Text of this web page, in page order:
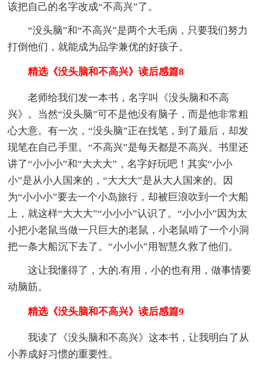
该把自己的名字改成“不高兴”了。
“没头脑”和“不高兴”是两个大毛病，只要我们努力
打倒他们，就能成为品学兼优的好孩子。
精选《没头脑和不高兴》读后感篇8
老师给我们发一本书，名字叫《没头脑和不高
兴》。当然“没头脑”可不是他没有脑子，而是他非常粗
心大意。有一次，“没头脑”正在找笔，到了最后，却发
现笔在自己手里。“不高兴”是每天都是不高兴。书里还
讲了“小小小”和“大大大”，名字好玩吧！其实“小小
小”是从小人国来的，“大大大”是从大人国来的。因
为“小小小”要去一个小岛旅行，却被巨浪吹到一个大船
上，就这样“大大大”“小小小”认识了。“小小小”因为太
小把小老鼠当做一只巨大的老鼠，小老鼠啃了一个小洞
把一条大船沉下去了。“小小小”用智慧久救了他们。
这让我懂得了，大的.有用，小的也有用，做事情要
动脑筋。
精选《没头脑和不高兴》读后感篇9
我读了《没头脑和不高兴》这本书，让我明白了从
小养成好习惯的重要性。